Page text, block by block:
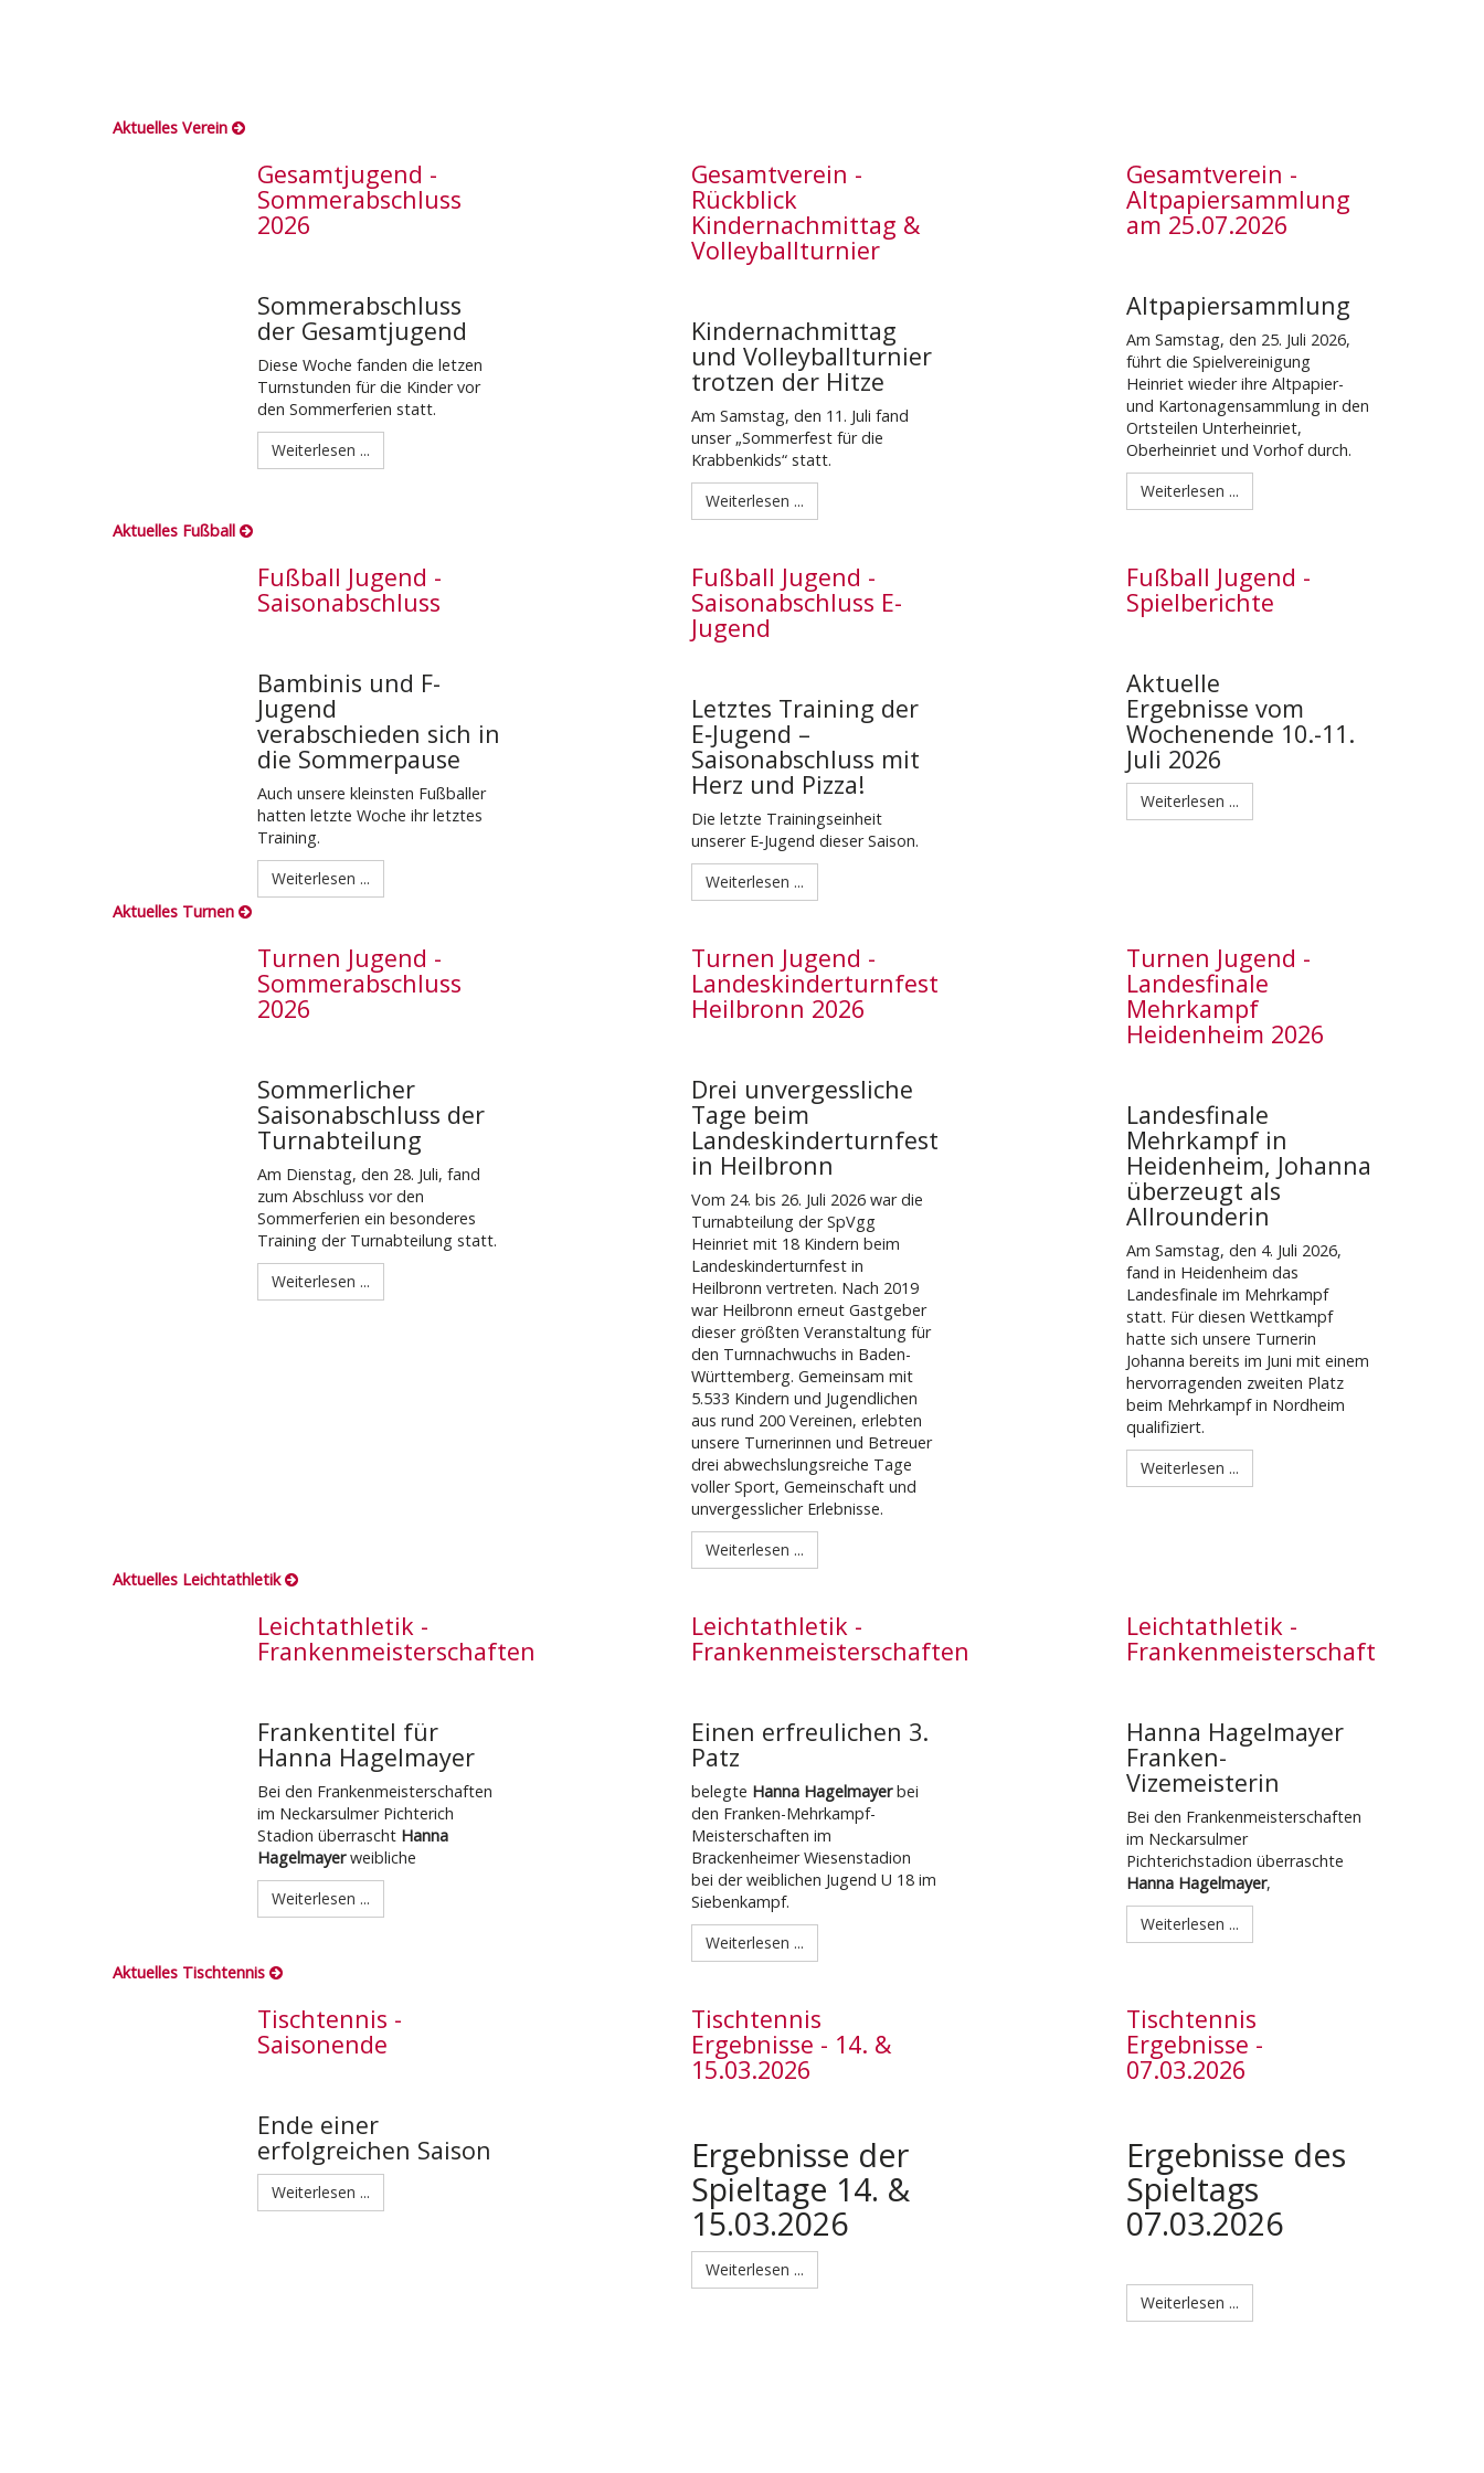
Aktuelles Verein
Gesamtjugend -
Sommerabschluss
2026
Sommerabschluss
der Gesamtjugend
Diese Woche fanden die letzen
Turnstunden für die Kinder vor
den Sommerferien statt.
Weiterlesen ...
Gesamtverein -
Rückblick
Kindernachmittag &
Volleyballturnier
Kindernachmittag
und Volleyballturnier
trotzen der Hitze
Am Samstag, den 11. Juli fand
unser „Sommerfest für die
Krabbenkids“ statt.
Weiterlesen ...
Gesamtverein -
Altpapiersammlung
am 25.07.2026
Altpapiersammlung
Am Samstag, den 25. Juli 2026,
führt die Spielvereinigung
Heinriet wieder ihre Altpapier-
und Kartonagensammlung in den
Ortsteilen Unterheinriet,
Oberheinriet und Vorhof durch.
Weiterlesen ...
Aktuelles Fußball
Fußball Jugend -
Saisonabschluss
Bambinis und F-
Jugend
verabschieden sich in
die Sommerpause
Auch unsere kleinsten Fußballer
hatten letzte Woche ihr letztes
Training.
Weiterlesen ...
Fußball Jugend -
Saisonabschluss E-
Jugend
Letztes Training der
E‑Jugend –
Saisonabschluss mit
Herz und Pizza!
Die letzte Trainingseinheit
unserer E‑Jugend dieser Saison.
Weiterlesen ...
Fußball Jugend -
Spielberichte
Aktuelle
Ergebnisse vom
Wochenende 10.-11.
Juli 2026
Weiterlesen ...
Aktuelles Turnen
Turnen Jugend -
Sommerabschluss
2026
Sommerlicher
Saisonabschluss der
Turnabteilung
Am Dienstag, den 28. Juli, fand
zum Abschluss vor den
Sommerferien ein besonderes
Training der Turnabteilung statt.
Weiterlesen ...
Turnen Jugend -
Landeskinderturnfest
Heilbronn 2026
Drei unvergessliche
Tage beim
Landeskinderturnfest
in Heilbronn
Vom 24. bis 26. Juli 2026 war die
Turnabteilung der SpVgg
Heinriet mit 18 Kindern beim
Landeskinderturnfest in
Heilbronn vertreten. Nach 2019
war Heilbronn erneut Gastgeber
dieser größten Veranstaltung für
den Turnnachwuchs in Baden-
Württemberg. Gemeinsam mit
5.533 Kindern und Jugendlichen
aus rund 200 Vereinen, erlebten
unsere Turnerinnen und Betreuer
drei abwechslungsreiche Tage
voller Sport, Gemeinschaft und
unvergesslicher Erlebnisse.
Weiterlesen ...
Turnen Jugend -
Landesfinale
Mehrkampf
Heidenheim 2026
Landesfinale
Mehrkampf in
Heidenheim, Johanna
überzeugt als
Allrounderin
Am Samstag, den 4. Juli 2026,
fand in Heidenheim das
Landesfinale im Mehrkampf
statt. Für diesen Wettkampf
hatte sich unsere Turnerin
Johanna bereits im Juni mit einem
hervorragenden zweiten Platz
beim Mehrkampf in Nordheim
qualifiziert.
Weiterlesen ...
Aktuelles Leichtathletik
Leichtathletik -
Frankenmeisterschaften
Frankentitel für
Hanna Hagelmayer
Bei den Frankenmeisterschaften
im Neckarsulmer Pichterich
Stadion überrascht Hanna
Hagelmayerweibliche
Weiterlesen ...
Leichtathletik -
Frankenmeisterschaften
Einen erfreulichen 3.
Patz
belegte Hanna Hagelmayerbei
den Franken-Mehrkampf-
Meisterschaften im
Brackenheimer Wiesenstadion
bei der weiblichen Jugend U 18 im
Siebenkampf.
Weiterlesen ...
Leichtathletik -
Frankenmeisterschaft
Hanna Hagelmayer
Franken-
Vizemeisterin
Bei den Frankenmeisterschaften
im Neckarsulmer
Pichterichstadion überraschte
Hanna Hagelmayer,
Weiterlesen ...
Aktuelles Tischtennis
Tischtennis -
Saisonende
Ende einer
erfolgreichen Saison
Weiterlesen ...
Tischtennis
Ergebnisse - 14. &
15.03.2026
Ergebnisse der
Spieltage 14. &
15.03.2026
Weiterlesen ...
Tischtennis
Ergebnisse -
07.03.2026
Ergebnisse des
Spieltags
07.03.2026
Weiterlesen ...